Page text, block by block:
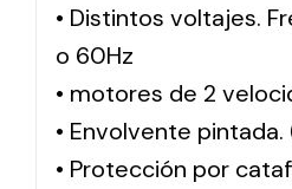
• Distintos voltajes.
o 60Hz
• motores de 2
• Envolvente pintada.
• Protección por